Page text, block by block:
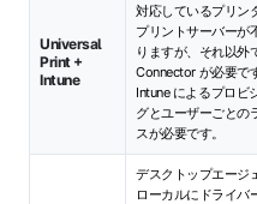
Universal
Print +
Intune
対応しているプリン
プリントサーバーが
りますが、それ以外
Connector が必要で
Intune によるプロビ
グとユーザーごとの
スが必要です。
デスクトップエージ
ローカルにドライバ